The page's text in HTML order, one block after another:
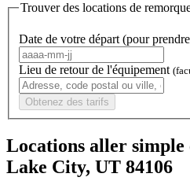
Trouver des locations de
Date de votre départ (pour
Lieu de retour de l'équipement
Obtenez des tarifs
Locations aller
Lake City, UT 84106